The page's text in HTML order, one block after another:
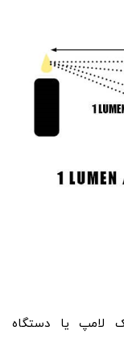
لامپ یا دستگاه